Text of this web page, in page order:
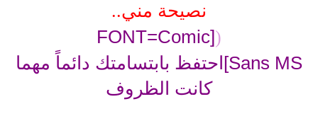
نصيحة مني..
(
[FONT=Comic
Sans MS]احتفظ بابتسامتك دائماً مهما
كانت الظروف